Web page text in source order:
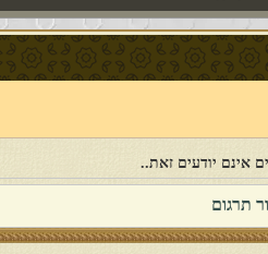
אינם יודעים זאת..
תרגום